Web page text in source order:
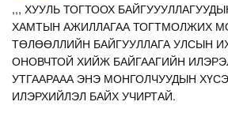
,,, ХУУЛЬ ТОГТООХ
ХАМТЫН АЖИЛЛАГАА ТОГТМОЛЖИХ
ТӨЛӨӨЛЛИЙН БАЙГУУЛЛАГА УЛСЫН
ОНОВЧТОЙ ХИЙЖ БАЙГААГИЙН
УТГААРААА ЭНЭ МОНГОЛЧУУДЫН
ИЛЭРХИЙЛЭЛ БАЙХ УЧИРТАЙ.